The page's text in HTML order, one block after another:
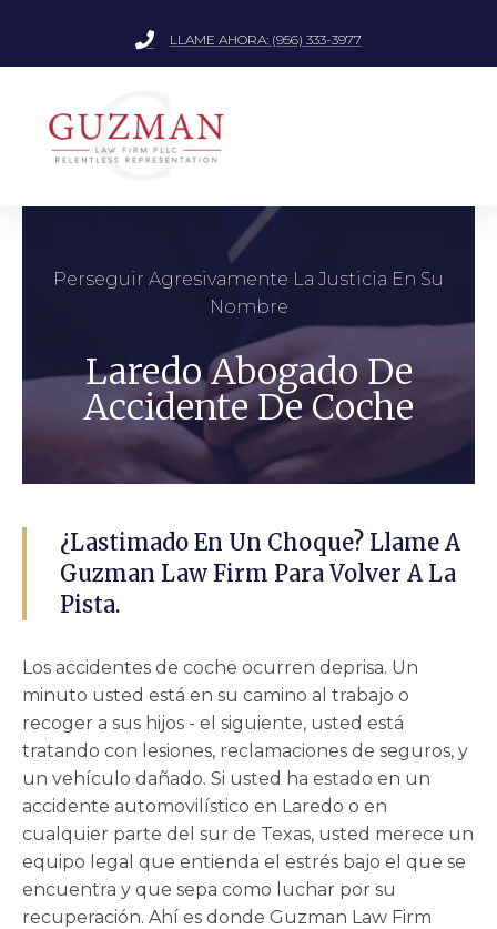
LLAME AHORA: (956) 333-3977
Perseguir Agresivamente La Justicia En Su
Nombre
Laredo Abogado De
Accidente De Coche
¿Lastimado En Un Choque? Llame A
Guzman Law Firm Para Volver A La
Pista.
Los accidentes de coche ocurren deprisa. Un
minuto usted está en su camino al trabajo o
recoger a sus hijos - el siguiente, usted está
tratando con lesiones, reclamaciones de seguros, y
un vehículo dañado. Si usted ha estado en un
accidente automovilístico en Laredo o en
cualquier parte del sur de Texas, usted merece un
equipo legal que entienda el estrés bajo el que se
encuentra y que sepa como luchar por su
recuperación. Ahí es donde Guzman Law Firm